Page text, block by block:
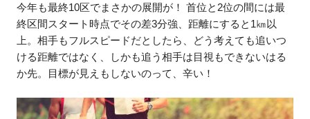
今年も最終10区でまさかの展開が！ 首位と2位の間には最
終区間スタート時点でその差3分強、距離にすると1㎞以
上。相手もフルスピードだとしたら、どう考えても追いつ
ける距離ではなく、しかも追う相手は目視もできないはる
か先。目標が見えもしないのって、辛い！